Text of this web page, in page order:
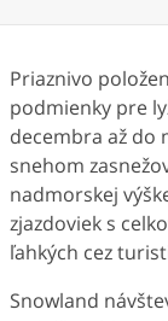
Priaznivo
podmienky pre
decembra až do
snehom
nadmorskej
zjazdoviek s
ľahkých cez
Snowland